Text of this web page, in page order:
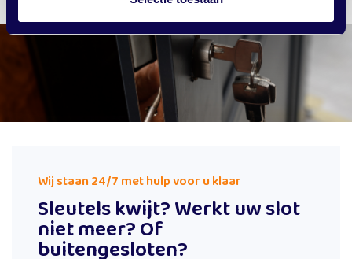
Wij staan 24/7 met hulp voor u klaar
Sleutels kwijt? Werkt uw slot
niet meer? Of
buitengesloten?